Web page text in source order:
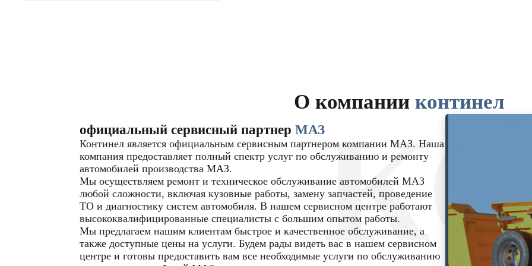
О компании континел
официальный сервисный партнерМАЗ
Континел является официальным сервисным партнером компании МАЗ. Наша
компания предоставляет полный спектр услуг по обслуживанию и ремонту
автомобилей производства МАЗ.
Мы осуществляем ремонт и техническое обслуживание автомобилей МАЗ
любой сложности, включая кузовные работы, замену запчастей, проведение
ТО и диагностику систем автомобиля. В нашем сервисном центре работают
высококвалифицированные специалисты с большим опытом работы.
Мы предлагаем нашим клиентам быстрое и качественное обслуживание, а
также доступные цены на услуги. Будем рады видеть вас в нашем сервисном
центре и готовы предоставить вам все необходимые услуги по обслуживанию